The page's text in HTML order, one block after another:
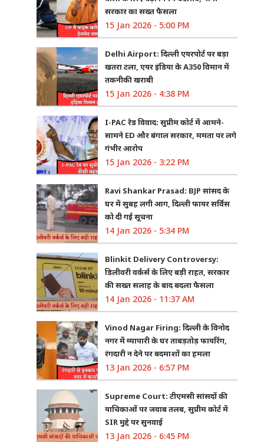
सरकार का सख्त फैसला
15 Jan 2026 - 5:00 PM
Delhi Airport: दिल्ली एयरपोर्ट पर बड़ा
खतरा टला, एयर इंडिया के A350 विमान में
तकनीकी खराबी
15 Jan 2026 - 4:38 PM
I-PAC रेड विवाद: सुप्रीम कोर्ट में आमने-
सामने ED और बंगाल सरकार, ममता पर लगे
गंभीर आरोप
15 Jan 2026 - 3:22 PM
Ravi Shankar Prasad: BJP सांसद के
घर में सुबह लगी आग, दिल्ली फायर सर्विस
को दी गई सूचना
14 Jan 2026 - 5:34 PM
Blinkit Delivery Controversy:
डिलीवरी वर्कर्स के लिए बड़ी राहत, सरकार
की सख्त सलाह के बाद बदला फैसला
14 Jan 2026 - 11:37 AM
Vinod Nagar Firing: दिल्ली के विनोद
नगर में व्यापारी के घर ताबड़तोड़ फायरिंग,
रंगदारी न देने पर बदमाशों का हमला
13 Jan 2026 - 6:57 PM
Supreme Court: टीएमसी सांसदों की
याचिकाओं पर जवाब तलब, सुप्रीम कोर्ट में
SIR मुद्दे पर सुनवाई
13 Jan 2026 - 6:45 PM